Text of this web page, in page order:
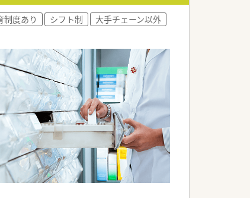
制度あり シフト制
大手チェーン以外